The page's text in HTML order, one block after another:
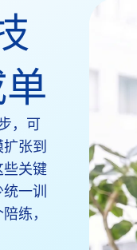
，可
张到
些关键
一训
练，